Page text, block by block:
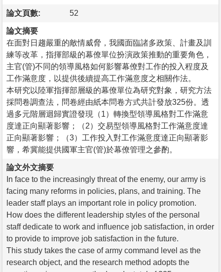
論文頁數: 52
論文摘要
在面對日趨嚴重的敵情威脅，我國面臨諸多政策、計畫及訓
練等改革，指揮部級的幕僚單位扮演政策推動的重要角色，
主官(管)不同的領導風格如何影響幕僚對工作的投入程度及
工作滿意度，以提供後續提高工作滿意度之相關作法。
本研究以陸軍指揮部層級的幕僚單位為研究對象，研究方法
採問卷調查法，問卷經由紙本問卷方式共計發放325份。透
過多元階層迴歸實證發現（1）轉換型領導風格對工作滿意
度達正向顯著影響；（2）交易型領導風格對工作滿意度達
正向顯著影響；（3）工作投入對工作滿意度達正向顯著影
響，希冀能提供國軍主官(管)於幕僚管理之參酌。
論文外文摘要
In face to the increasingly threat of the enemy, our army is
facing many reforms in policies, plans, and training. The
leader staff plays an important role in policy promotion.
How does the different leadership styles of the personal
staff dedicate to work and influence job satisfaction, in order
to provide to improve job satisfaction in the future.
This study takes the case of army command level as the
research object, and the research method adopts the